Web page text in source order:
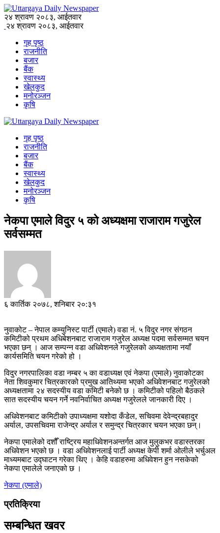
२४ श्रावण २०८३, आईतवार
२४ श्रावण २०८३, आईतवार
गृह पृष्ठ
राजनीति
बजार
बैंक
स्वास्थ्य
खेलकुद
मनोरञ्जन
कृषि
गृह पृष्ठ
राजनीति
बजार
बैंक
स्वास्थ्य
खेलकुद
मनोरञ्जन
कृषि
नेकपा एमाले विदुर ५ को अध्यक्षमा राजाराम गजुरेल
सर्वसम्मत
६ कार्तिक २०७८, शनिबार २०:३१
नुवाकोट – नेपाल कम्युनिस्ट पार्टी (एमाले) वडा नं. ५ विदुर नगर संगठन
कमिटीको प्रथम अधिबेशनबाट राजाराम गजुरेल अध्यक्ष पदमा सर्वसम्मत चयन
भएका छन् । आज सम्पन्न वडा अधिवेशनले गजुरेलको अध्यक्षतामा नयाँ
कार्यसमिति चयन गरेको हो ।
विदुर नगरपालिका वडा नम्बर ५ का वडाध्यक्ष एवं नेकपा (एमाले) नुवाकोटका
नेता शिवकुमार चित्रकारको प्रमुख आतिथ्यमा भएको अधिवेशनबाट गजुरेलको
अध्यक्षतामा २४ सदस्यीय वडा कमिटी बनेको छ । कमिटीको पहिलो बैठकले
सात सदस्यीय चयन गर्ने नवनिर्वाचित अध्यक्ष गजुरेलले जानकारी दिए ।
अधिवेशनबाट कमिटीको उपाध्यक्षमा यशोदा कँडेल, सचिवमा देवेन्द्रबहादुर
अर्याल, उपसचिवमा राजेन्द्र अर्याल र समुन्द्र चित्रकार चयन भएका छन्।
नेकपा एमालेको दशौँ राष्ट्रिय महाधिवेशनअन्तर्गत आज मुलुकभर वडास्तरका
अधिवेशन भएको छ । वडा अधिवेशनलाई पार्टी अध्यक्ष केपी शर्मा ओलीले भर्चुअल
माध्यमबाट उद्घाटन गरेका थिए । केहि वडाहरुमा अधिवेशन हुन नसकेको
नेकपा एमालेले जनाएको छ ।
नेकपा (एमाले)
प्रतिक्रिया
सम्बन्धित खवर